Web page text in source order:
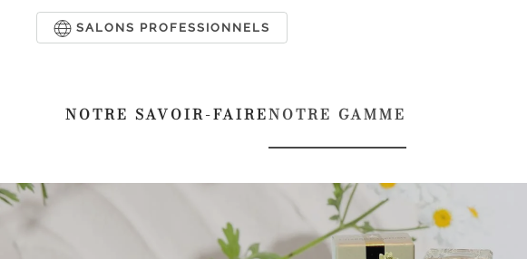
SALONS PROFESSIONNELS
NOTRE SAVOIR-FAIRENOTRE GAMME